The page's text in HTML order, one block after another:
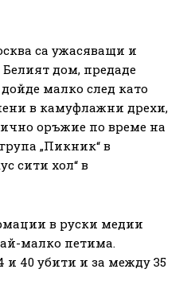
са ужасяващи и
Белият дом, предаде
малко след като
в камуфлажни дрехи,
оръжие по време на
„Пикник“ в
сити хол“ в
в руски медии
малко петима.
и 40 убити и за между 35